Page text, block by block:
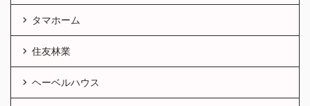
タマホーム
住友林業
ヘーベルハウス